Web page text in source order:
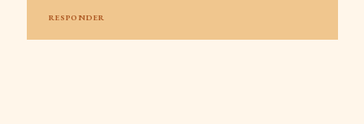
RESPONDER